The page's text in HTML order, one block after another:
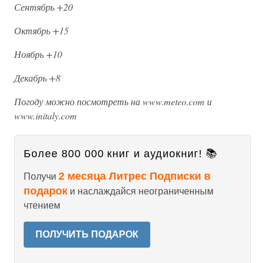
Сентябрь +20
Октябрь +15
Ноябрь +10
Декабрь +8
Погоду можно посмотреть на www.meteo.com и
www.initaly.com
Более 800 000 книг и аудиокниг! 📚
Получи 2 месяца Литрес Подписки в
подарок и наслаждайся неограниченным
чтением
ПОЛУЧИТЬ ПОДАРОК